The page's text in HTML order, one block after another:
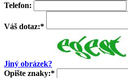
Telefon:
Váš dotaz:*
Jiný obrázek?
Opište znaky:*